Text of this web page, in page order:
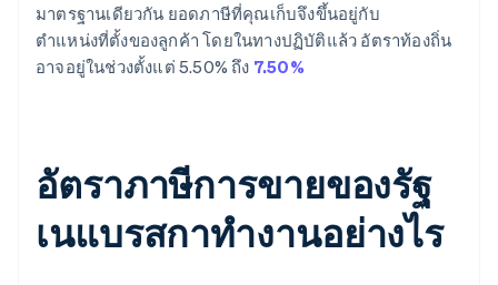
มาตรฐานเดียวกัน ยอดภาษีที่คุณเก็บจึงขึ้นอยู่กับ
ตำแหน่งที่ตั้งของลูกค้า โดยในทางปฏิบัติแล้ว อัตราท้องถิ่น
อาจอยู่ในช่วงตั้งแต่ 5.50% ถึง 7.50%
อัตราภาษีการขายของรัฐ
เนแบรสกาทำงานอย่างไร